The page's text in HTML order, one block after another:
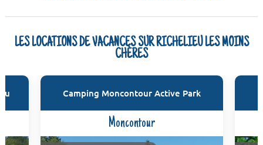
LES LOCATIONS DE VACANCES SUR RICHELIEU LES MOINS
CHÈRES
Camping Moncontour Active Park
Moncontour